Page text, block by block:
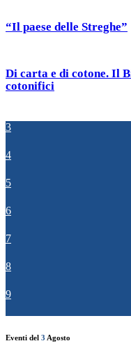
“Il paese delle Streghe”
Di carta e di cotone. Il
cotonifici
3
4
5
6
7
8
9
Eventi del 3 Agosto